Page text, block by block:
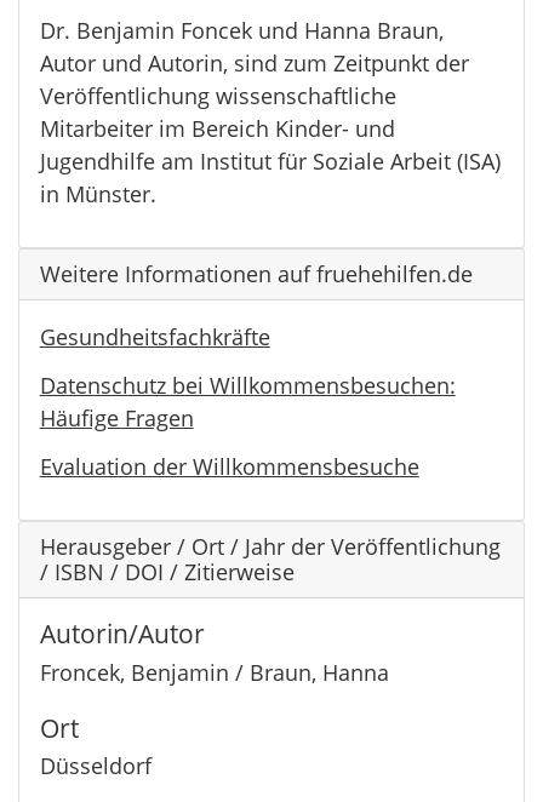
Dr. Benjamin Foncek und Hanna Braun,
Autor und Autorin, sind zum Zeitpunkt der
Veröffentlichung wissenschaftliche
Mitarbeiter im Bereich Kinder- und
Jugendhilfe am Institut für Soziale Arbeit (ISA)
in Münster.
Weitere Informationen auf fruehehilfen.de
Gesundheitsfachkräfte
Datenschutz bei Willkommensbesuchen:
Häufige Fragen
Evaluation der Willkommensbesuche
Herausgeber / Ort / Jahr der Veröffentlichung
/ ISBN / DOI / Zitierweise
Autorin/Autor
Froncek, Benjamin / Braun, Hanna
Ort
Düsseldorf